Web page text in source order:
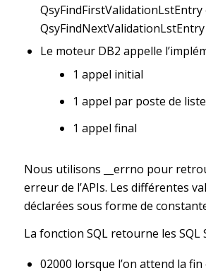
QsyFindFirstValidationLstEntry
QsyFindNextValidationLstEntry
Le moteur DB2 appelle
1 appel initial
1 appel par poste de
1 appel final
Nous utilisons __errno pour
erreur de l’APIs. Les différentes
déclarées sous forme de
La fonction SQL retourne les SQL
02000 lorsque l’on attend la